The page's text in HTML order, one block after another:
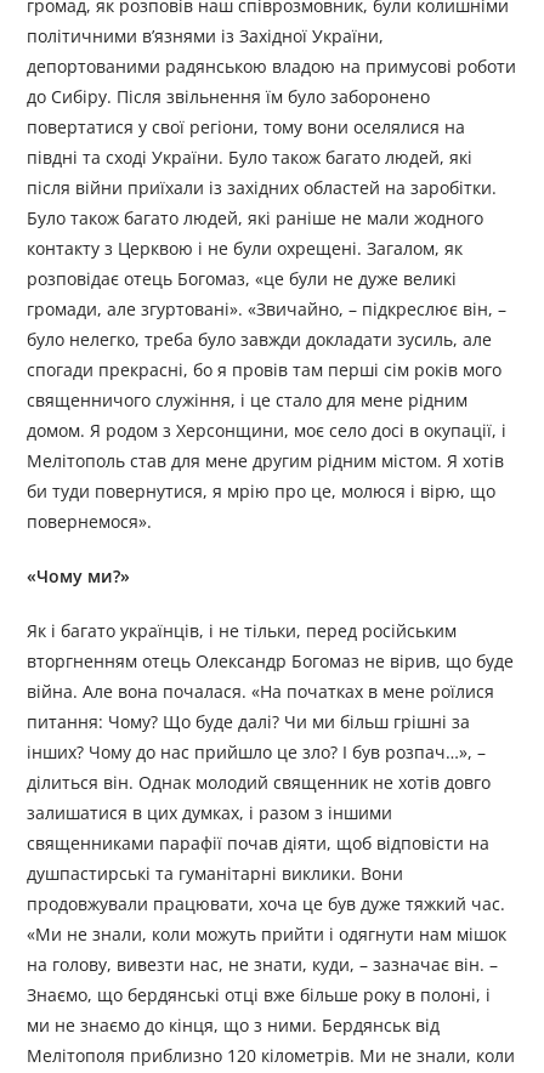
громад, як розповів наш співрозмовник, були колишніми
політичними в’язнями із Західної України,
депортованими радянською владою на примусові роботи
до Сибіру. Після звільнення їм було заборонено
повертатися у свої регіони, тому вони оселялися на
півдні та сході України. Було також багато людей, які
після війни приїхали із західних областей на заробітки.
Було також багато людей, які раніше не мали жодного
контакту з Церквою і не були охрещені. Загалом, як
розповідає отець Богомаз, «це були не дуже великі
громади, але згуртовані». «Звичайно, – підкреслює він, –
було нелегко, треба було завжди докладати зусиль, але
спогади прекрасні, бо я провів там перші сім років мого
священничого служіння, і це стало для мене рідним
домом. Я родом з Херсонщини, моє село досі в окупації, і
Мелітополь став для мене другим рідним містом. Я хотів
би туди повернутися, я мрію про це, молюся і вірю, що
повернемося».
«Чому ми?»
Як і багато українців, і не тільки, перед російським
вторгненням отець Олександр Богомаз не вірив, що буде
війна. Але вона почалася. «На початках в мене роїлися
питання: Чому? Що буде далі? Чи ми більш грішні за
інших? Чому до нас прийшло це зло? І був розпач…», –
ділиться він. Однак молодий священник не хотів довго
залишатися в цих думках, і разом з іншими
священниками парафії почав діяти, щоб відповісти на
душпастирські та гуманітарні виклики. Вони
продовжували працювати, хоча це був дуже тяжкий час.
«Ми не знали, коли можуть прийти і одягнути нам мішок
на голову, вивезти нас, не знати, куди, – зазначає він. –
Знаємо, що бердянські отці вже більше року в полоні, і
ми не знаємо до кінця, що з ними. Бердянськ від
Мелітополя приблизно 120 кілометрів. Ми не знали, коли